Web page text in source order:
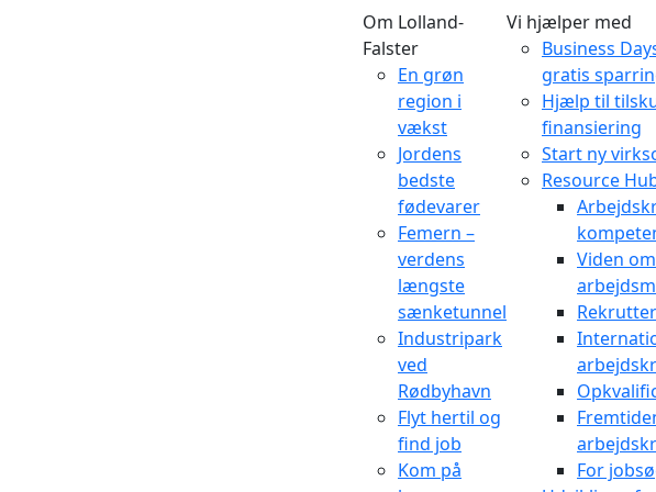
Om Lolland-
Falster
En grøn
region i
vækst
Jordens
bedste
fødevarer
Femern –
verdens
længste
sænketunnel
Industripark
ved
Rødbyhavn
Flyt hertil og
find job
Kom på
Vi hjælper med
Business
gratis
Hjælp til
finansiering
Start ny
Resource
Viden om
For